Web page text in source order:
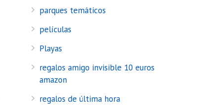
parques temáticos
películas
Playas
regalos amigo invisible 10 euros
amazon
regalos de última hora